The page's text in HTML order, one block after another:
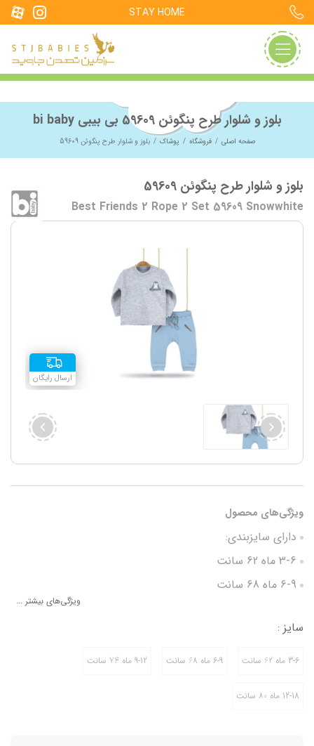
STAY HOME
بلوز و شلوار طرح پنگوئن 59609 بی بیبی bi baby
صفحه اصلی فروشگاه پوشاک بلوز و شلوار طرح پنگوئن 59609
بلوز و شلوار طرح پنگوئن 59609
Best Friends 2 Rope 2 Set 59609 Snowwhite
ارسال رایگان
ویژگی‌های محصول
دارای سایزبندی:
3-6 ماه 62 سانت
6-9 ماه 68 سانت
12-18 ماه 80 سانت
جنس 100% پنبه
ویژگی‌های بیشتر ...
سایز :
3-6 ماه 62 سانت 6-9 ماه 68 سانت 9-12 ماه 74 سانت
12-18 ماه 80 سانت